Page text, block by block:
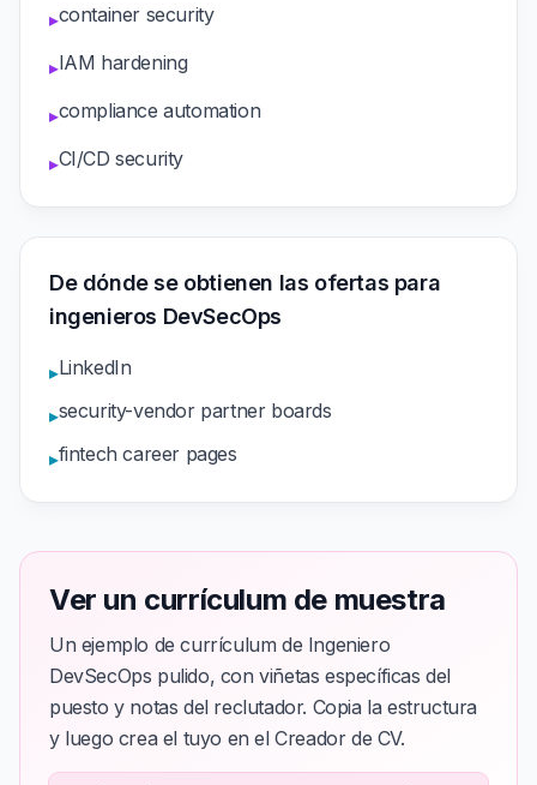
▸container security
▸IAM hardening
▸compliance automation
▸CI/CD security
De dónde se obtienen las ofertas para
ingenieros DevSecOps
▸LinkedIn
▸security-vendor partner boards
▸fintech career pages
Ver un currículum de muestra
Un ejemplo de currículum de Ingeniero
DevSecOps pulido, con viñetas específicas del
puesto y notas del reclutador. Copia la estructura
y luego crea el tuyo en el Creador de CV.